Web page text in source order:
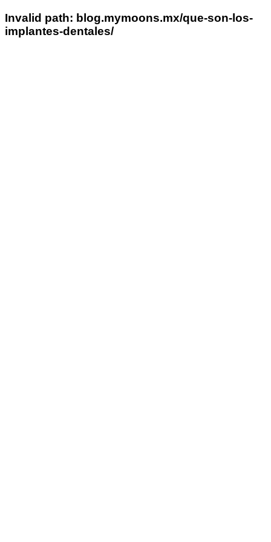
Invalid path: blog.mymoons.mx/que-son-los-
implantes-dentales/